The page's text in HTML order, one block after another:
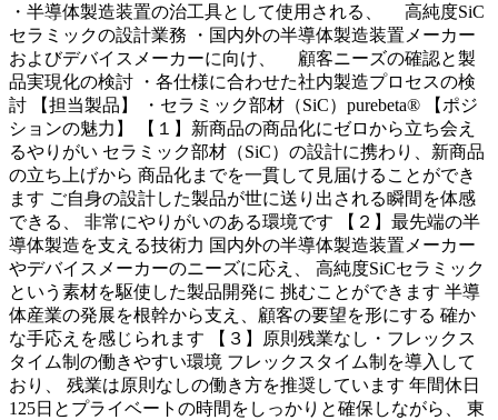
・半導体製造装置の治工具として使用される、 高純度SiC
セラミックの設計業務 ・国内外の半導体製造装置メーカー
およびデバイスメーカーに向け、 顧客ニーズの確認と製
品実現化の検討 ・各仕様に合わせた社内製造プロセスの検
討 【担当製品】 ・セラミック部材（SiC）purebeta® 【ポジ
ションの魅力】 【１】新商品の商品化にゼロから立ち会え
るやりがい セラミック部材（SiC）の設計に携わり、新商品
の立ち上げから 商品化までを一貫して見届けることができ
ます ご自身の設計した製品が世に送り出される瞬間を体感
できる、 非常にやりがいのある環境です 【２】最先端の半
導体製造を支える技術力 国内外の半導体製造装置メーカー
やデバイスメーカーのニーズに応え、 高純度SiCセラミック
という素材を駆使した製品開発に 挑むことができます 半導
体産業の発展を根幹から支え、顧客の要望を形にする 確か
な手応えを感じられます 【３】原則残業なし・フレックス
タイム制の働きやすい環境 フレックスタイム制を導入して
おり、 残業は原則なしの働き方を推奨しています 年間休日
125日とプライベートの時間をしっかりと確保しながら、 東